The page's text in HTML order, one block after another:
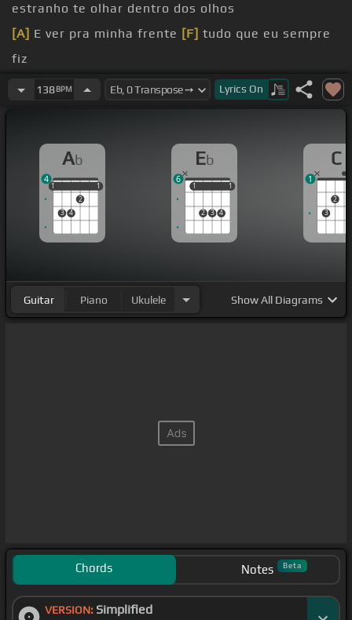
estranho te olhar dentro dos olhos
[A] E ver pra minha frente [F] tudo que eu sempre
fiz
dos outros caras em 20 anos
138BPM Lyrics On
Ab
1
3 4
2
1
1 1
4
Eb
1
2 3 4
1
1 1
6
C
3
2
1
Guitar Piano Ukulele ShowAll Diagrams
Chords Notes Beta
VERSION: Simplified